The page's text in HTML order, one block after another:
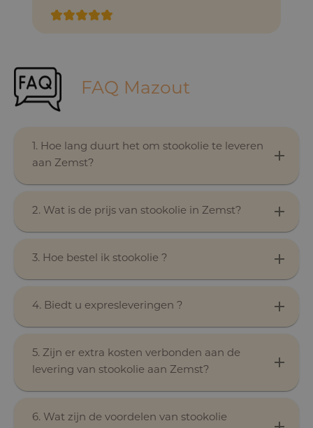
FAQ Mazout
1. Hoe lang duurt het om stookolie te leveren
aan Zemst?
2. Wat is de prijs van stookolie in Zemst?
3. Hoe bestel ik stookolie ?
4. Biedt u expresleveringen ?
5. Zijn er extra kosten verbonden aan de
levering van stookolie aan Zemst?
6. Wat zijn de voordelen van stookolie